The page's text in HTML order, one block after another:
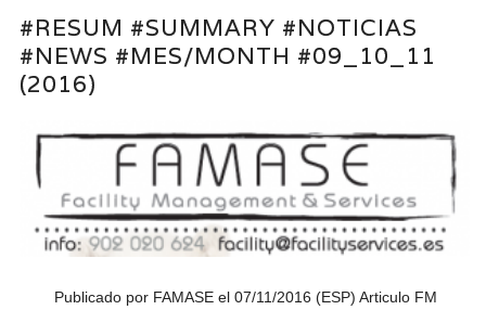
#RESUM #SUMMARY #NOTICIAS
#NEWS #MES/MONTH #09_10_11
(2016)
Publicado por FAMASE el 07/11/2016 (ESP) Articulo FM